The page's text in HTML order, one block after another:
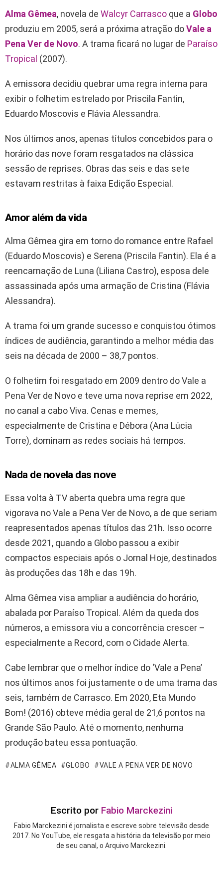
Alma Gêmea, novela de Walcyr Carrasco que a Globo
produziu em 2005, será a próxima atração doVale a
Pena Ver de Novo. A trama ficará no lugar de Paraíso
Tropical (2007).
A emissora decidiu quebrar uma regra interna para
exibir o folhetim estrelado por Priscila Fantin,
Eduardo Moscovis e Flávia Alessandra.
Nos últimos anos, apenas títulos concebidos para o
horário das nove foram resgatados na clássica
sessão de reprises. Obras das seis e das sete
estavam restritas à faixa Edição Especial.
Amor além da vida
Alma Gêmea gira em torno do romance entre Rafael
(Eduardo Moscovis) e Serena (Priscila Fantin). Ela é a
reencarnação de Luna (Liliana Castro), esposa dele
assassinada após uma armação de Cristina (Flávia
Alessandra).
A trama foi um grande sucesso e conquistou ótimos
índices de audiência, garantindo a melhor média das
seis na década de 2000 – 38,7 pontos.
O folhetim foi resgatado em 2009 dentro do Vale a
Pena Ver de Novo e teve uma nova reprise em 2022,
no canal a cabo Viva. Cenas e memes,
especialmente de Cristina e Débora (Ana Lúcia
Torre), dominam as redes sociais há tempos.
Nada de novela das nove
Essa volta à TV aberta quebra uma regra que
vigorava no Vale a Pena Ver de Novo, a de que seriam
reapresentados apenas títulos das 21h. Isso ocorre
desde 2021, quando a Globo passou a exibir
compactos especiais após o Jornal Hoje, destinados
às produções das 18h e das 19h.
Alma Gêmea visa ampliar a audiência do horário,
abalada por Paraíso Tropical. Além da queda dos
números, a emissora viu a concorrência crescer –
especialmente a Record, com o Cidade Alerta.
Cabe lembrar que o melhor índice do ‘Vale a Pena’
nos últimos anos foi justamente o de uma trama das
seis, também de Carrasco. Em 2020, Eta Mundo
Bom! (2016) obteve média geral de 21,6 pontos na
Grande São Paulo. Até o momento, nenhuma
produção bateu essa pontuação.
ALMA GÊMEA GLOBO VALE A PENA VER DE NOVO
Escrito por Fabio Marckezini
Fabio Marckezini é jornalista e escreve sobre televisão desde
2017. No YouTube, ele resgata a história da televisão por meio
de seu canal, o Arquivo Marckezini.